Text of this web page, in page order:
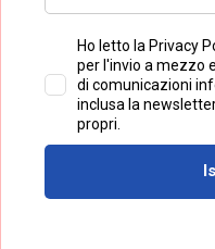
Un altro aspetto
maggiore
possibilità di
strumenti di analisi
i risultati in tempo
funziona meglio e
azioni di
piattaforma facilita
pubblico,